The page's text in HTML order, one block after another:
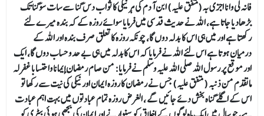
فانه لي وانا اجزي به (متفق عليه) ابن آدم کی ہر نیکی کا ثواب دس گنا سے سات سوگنا تک
بڑھادیا جاتا ہے، اللہ نے حدیث قدسی میں فرمایا سوائے روزہ کے کہ بندہ میرے لئے
رکھتا ہے اور میں ہی اس کا بدلہ دوں گا، چونکہ روزہ کاتعلق صرف بندہ اور اللہ کے
درمیان ہوتا ہے اس لئے اللہ نے فرمایا کہ اس کابدلہ میں ہی بے حد وحساب دوں گا، ایک
اور موقع پر رسول اللہ صلی اللہ علیہ وسلم نے فرمایا: من صام رمضان إیمانا واحتسابا غفر له
ماتقدم من ذنبه ( متفق علیہ) جس نے رمضان کا روزہ ایمان اور نیکی کی نیت سے رکھا تو
اس کے اگلے گناہ بخش دئے جائیں گے ، الغرض روزہ تمام عبادتوں میں بہت اہم عبادت